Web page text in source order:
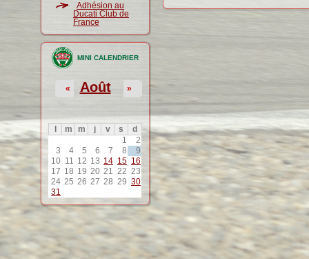
Adhésion au
Ducati Club de
France
MINI CALENDRIER
Août
« »
m m j v s
d
1
2
3
4 5 6 7 8
9
10 11 12 13 14 15 16
17 18 19 20 21 22 23
24 25 26 27 28 29 30
31